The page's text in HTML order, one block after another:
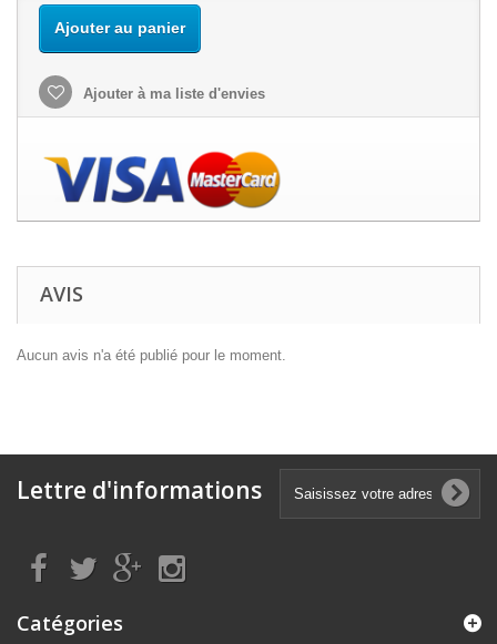
Ajouter au panier
Ajouter à ma liste d'envies
AVIS
Aucun avis n'a été publié pour le moment.
Lettre d'informations
Catégories